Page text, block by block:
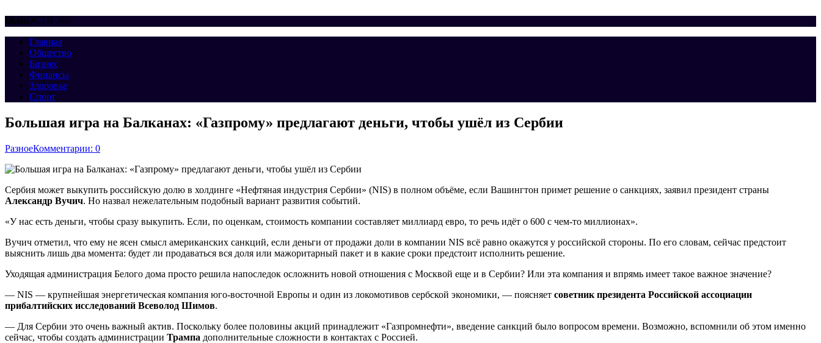
НОВОСТИ 360
Меню
Главная
Общество
Бизнес
Финансы
Здоровье
Спорт
Большая игра на Балканах: «Газпрому» предлагают деньги, чтобы ушёл из Сербии
РазноеКомментарии: 0
Сербия может выкупить российскую долю в холдинге «Нефтяная индустрия Сербии» (NIS) в полном объёме, если Вашингтон примет решение о санкциях, заявил президент страны
Александр Вучич. Но назвал нежелательным подобный вариант развития событий.
«У нас есть деньги, чтобы сразу выкупить. Если, по оценкам, стоимость компании составляет миллиард евро, то речь идёт о 600 с чем-то миллионах».
Вучич отметил, что ему не ясен смысл американских санкций, если деньги от продажи доли в компании NIS всё равно окажутся у российской стороны. По его словам, сейчас предстоит
выяснить лишь два момента: будет ли продаваться вся доля или мажоритарный пакет и в какие сроки предстоит исполнить решение.
Уходящая администрация Белого дома просто решила напоследок осложнить новой отношения с Москвой еще и в Сербии? Или эта компания и впрямь имеет такое важное значение?
— NIS — крупнейшая энергетическая компания юго-восточной Европы и один из локомотивов сербской экономики, — поясняет советник президента Российской ассоциации
прибалтийских исследований Всеволод Шимов.
— Для Сербии это очень важный актив. Поскольку более половины акций принадлежит «Газпромнефти», введение санкций было вопросом времени. Возможно, вспомнили об этом именно
сейчас, чтобы создать администрации Трампа дополнительные сложности в контактах с Россией.